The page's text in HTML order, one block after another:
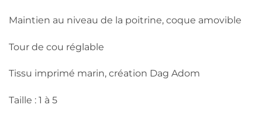
Maintien au niveau de la poitrine, coque amovible
Tour de cou réglable
Tissu imprimé marin, création Dag Adom
Taille : 1 à 5